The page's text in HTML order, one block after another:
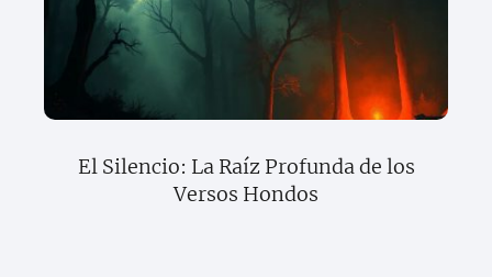
El Silencio: La Raíz Profunda de los
Versos Hondos